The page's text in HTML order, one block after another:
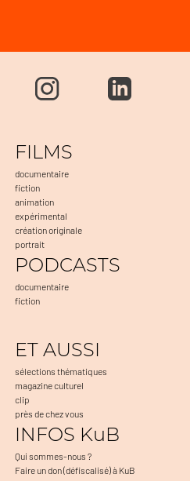
FILMS
documentaire
fiction
animation
expérimental
création originale
portrait
PODCASTS
documentaire
fiction
ET AUSSI
sélections thématiques
magazine culturel
clip
près de chez vous
INFOS KuB
Qui sommes-nous ?
Faire un don (défiscalisé) à KuB